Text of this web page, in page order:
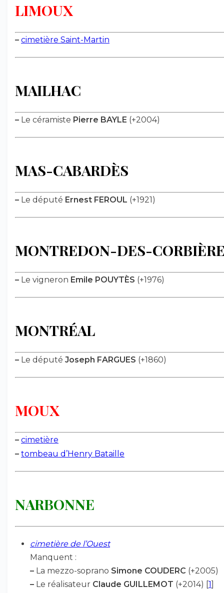
LIMOUX
– cimetière Saint-Martin
MAILHAC
– Le céramiste Pierre BAYLE (+2004)
MAS-CABARDÈS
– Le député Ernest FEROUL (+1921)
MONTREDON-DES-
– Le vigneron Emile POUYTÈS (+1976)
MONTRÉAL
– Le député Joseph FARGUES (+1860)
MOUX
– cimetière
– tombeau d’Henry Bataille
NARBONNE
cimetière de l’Ouest
Manquent :
– La mezzo-soprano Simone COUDERC (+2005)
– Le réalisateur Claude GUILLEMOT (+2014) [1]